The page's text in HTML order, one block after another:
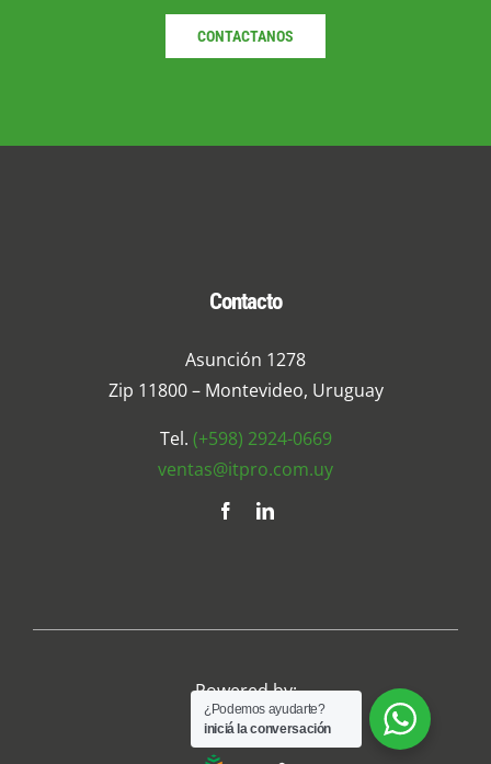
CONTACTANOS
Contacto
Asunción 1278
Zip 11800 – Montevideo, Uruguay
Tel. (+598) 2924-0669
ventas@itpro.com.uy
Powered by:
¿Podemos ayudarte?
iniciá la conversación